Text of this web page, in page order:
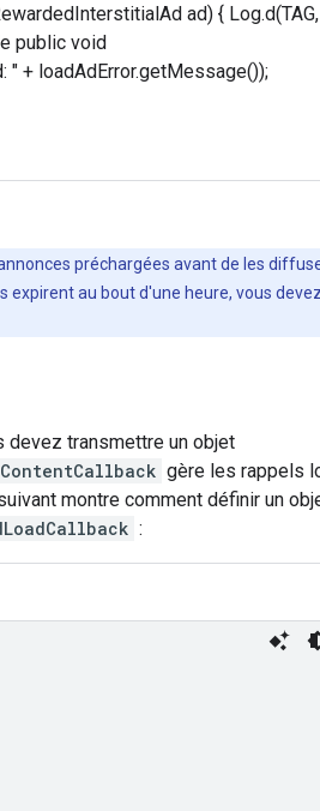
ad) { Log.d(TAG,
public void
" + loadAdError.getMessage());
préchargées avant de les
expirent au bout d'une heure, vous
devez transmettre un objet
gère les rappels
montre comment définir un
: